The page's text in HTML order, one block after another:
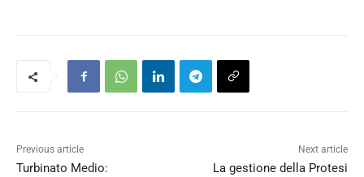
Previous article
Turbinato Medio:
Next article
La gestione della Protesi